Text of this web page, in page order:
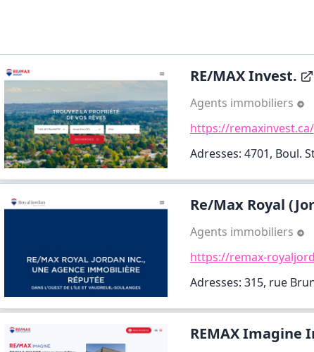
RE/MAX Invest.
Agents immobiliers
https://remaxinvest.ca/
Adresses: 4701, Boul.
Re/Max Royal
Agents immobiliers
https://remax-
Adresses: 315, rue
REMAX Imagine